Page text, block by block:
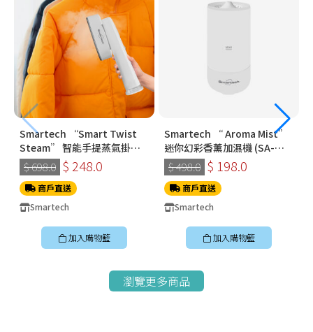
Smartech “Smart Twist
Steam” 智能手提蒸氣掛燙
機 (SS-8108)
$ 698.0 $ 248.0
商戶直送
Smartech
加入購物籃
Smartech “ Aroma Mist”
迷你幻彩香薰加濕機 (SA-
8009)
$ 498.0 $ 198.0
商戶直送
Smartech
加入購物籃
瀏覽更多商品